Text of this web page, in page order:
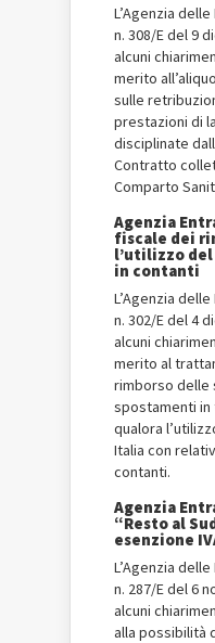
L’Agenzia
n. 308/E del 9
alcuni
merito
sulle
prestazioni di
disciplinate
Contratto
Comparto
Agenzia
fiscale dei
l’utilizzo
in contanti
L’Agenzia
n. 302/E del 4
alcuni
merito al
rimborso delle
spostamenti in
qualora
Italia con
contanti.
Agenzia
“Resto al
esenzione
L’Agenzia
n. 287/E del 6
alcuni
alla possibilità